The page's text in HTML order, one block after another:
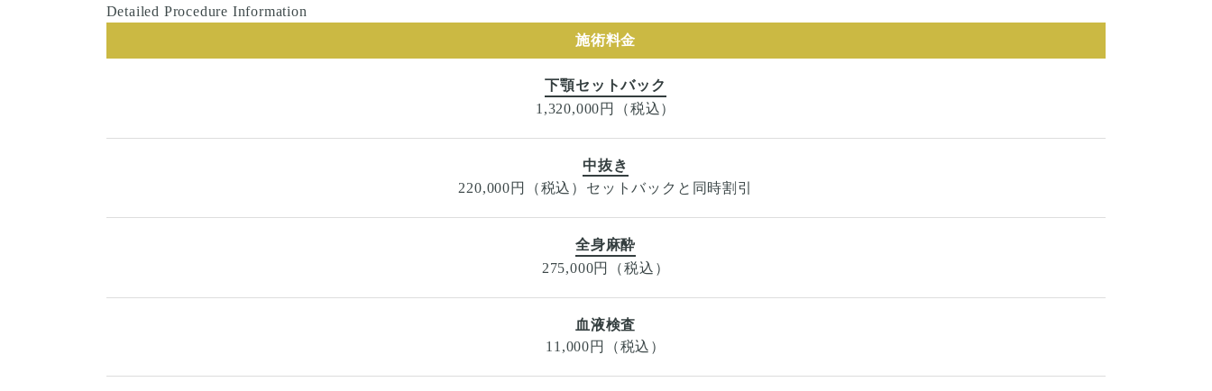
Detailed Procedure Information
施術料金
下顎セットバック
1,320,000円（税込）
中抜き
220,000円（税込）セットバックと同時割引
全身麻酔
275,000円（税込）
血液検査
11,000円（税込）